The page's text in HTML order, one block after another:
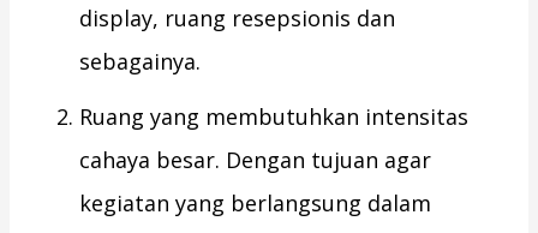
display, ruang resepsionis dan
sebagainya.
Ruang yang membutuhkan intensitas
cahaya besar. Dengan tujuan agar
kegiatan yang berlangsung dalam